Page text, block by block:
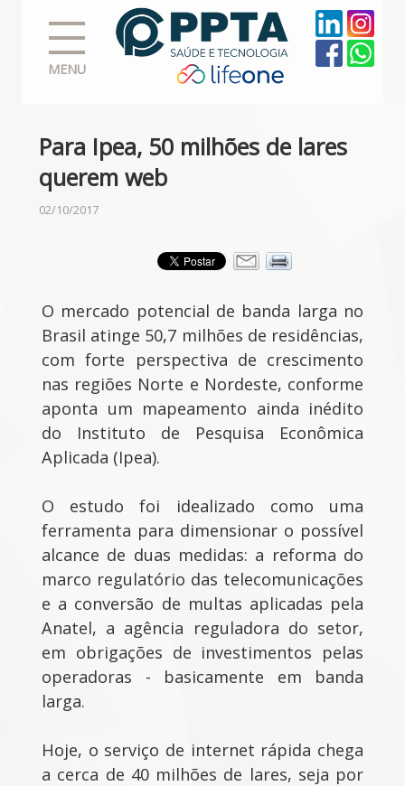
MENU
Para Ipea, 50 milhões de lares
querem web
02/10/2017
O mercado potencial de banda larga no
Brasil atinge 50,7 milhões de residências,
com forte perspectiva de crescimento
nas regiões Norte e Nordeste, conforme
aponta um mapeamento ainda inédito
do Instituto de Pesquisa Econômica
Aplicada (Ipea).
O estudo foi idealizado como uma
ferramenta para dimensionar o possível
alcance de duas medidas: a reforma do
marco regulatório das telecomunicações
e a conversão de multas aplicadas pela
Anatel, a agência reguladora do setor,
em obrigações de investimentos pelas
operadoras - basicamente em banda
larga.
Hoje, o serviço de internet rápida chega
a cerca de 40 milhões de lares, seja por